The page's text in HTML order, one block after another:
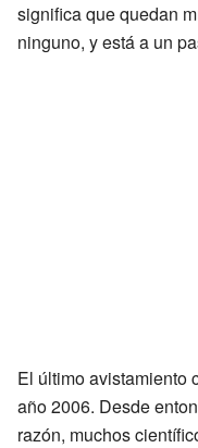
significa que quedan
ninguno, y está a un
El último avistamiento
año 2006. Desde
razón, muchos